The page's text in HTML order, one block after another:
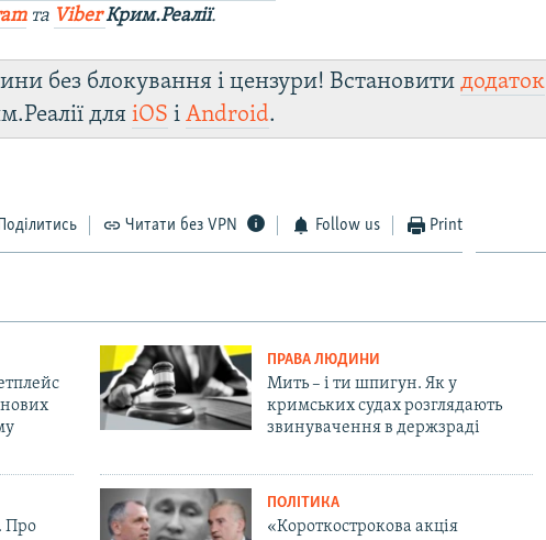
та ViberКрим.Реалії.
без блокування і цензури! Встановитидодаток
дляiOS іAndroid.
Поділитись Читати без VPN Follow us Print
ПРАВА ЛЮДИНИ
Мить – і ти шпигун. Як у
кримських судах розглядають
звинувачення в держзраді
Про
ПОЛІТИКА
«Короткострокова акція